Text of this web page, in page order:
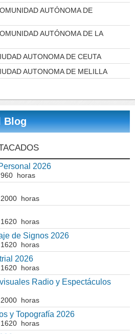
AUTÓNOMA DE
AUTÓNOMA DE LA
AUTONOMA DE CEUTA
AUTONOMA DE MELILLA
Blog
2026
horas
horas
horas
de Signos 2026
horas
2026
horas
Radio y Espectáculos
horas
y Topografía 2026
horas